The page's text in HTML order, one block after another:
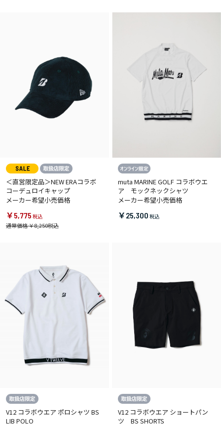
＜直営限定品＞NEW ERAコラボ
コーデュロイキャップ
メーカー希望小売価格
￥5,775
通常価格 ￥8,250
muta MARINE GOLF コラボウエ
ア モックネックシャツ
メーカー希望小売価格
￥25,300
V12 コラボウエア ポロシャツ BS
LIB POLO
V12 コラボウエア ショートパン
ツ BS SHORTS